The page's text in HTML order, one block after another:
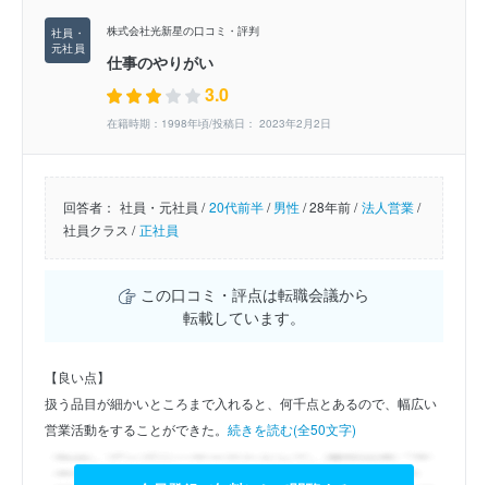
株式会社光新星の口コミ・評判
仕事のやりがい
3.0
在籍時期：1998年頃/投稿日： 2023年2月2日
回答者： 社員・元社員 / 20代前半/男性/28年前 / 法人営業/
社員クラス / 正社員
この口コミ・評点は転職会議から
転載しています。
【良い点】
扱う品目が細かいところまで入れると、何千点とあるので、幅広い
営業活動をすることができた。 続きを読む(全50文字)